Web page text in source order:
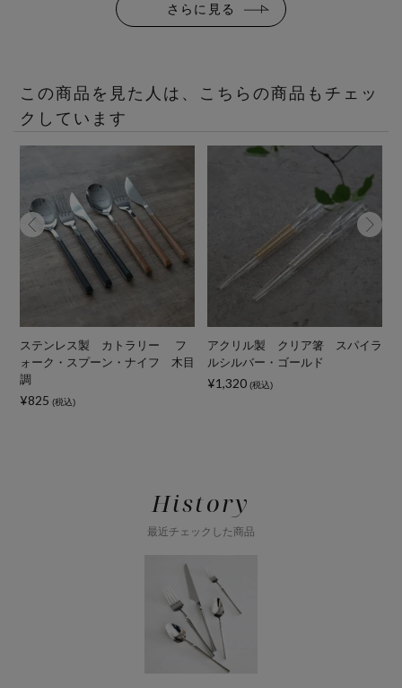
さらに見る
この商品を見た人は、こちらの商品もチェッ
クしています
ステンレス製 カトラリー フ
ォーク・スプーン・ナイフ 木目
調
¥825 (税込)
アクリル製 クリア箸 スパイラ
ルシルバー・ゴールド
¥1,320 (税込)
History
最近チェックした商品